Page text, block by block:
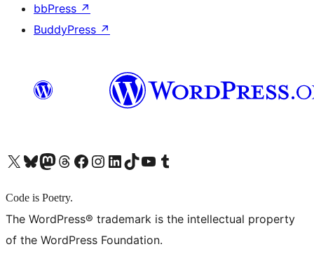
bbPress ↗
BuddyPress ↗
X (旧 Twitter) アカウントへBluesky アカウントへMastodon アカウントへThreads アカウントへ Facebook ページへInstagram アカウントへ LinkedIn アカウントへTikTok アカウントへYouTube チャンネルへ Tumblr アカウントへ
Code is Poetry.
The WordPress® trademark is the intellectual property
of the WordPress Foundation.